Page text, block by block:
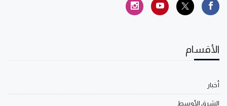
الأقسام
أخبار
الشرق الأوسط